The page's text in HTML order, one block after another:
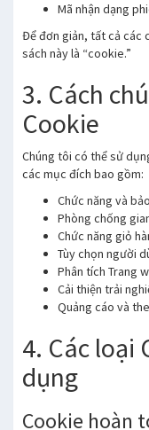
Mã nhận dạng
Để đơn giản, tất cả các
sách này là “cookie.”
3. Cách
Cookie
Chúng tôi có thể sử
các mục đích bao gồm:
Chức năng và
Phòng chống
Chức năng giỏ
Tùy chọn người
Phân tích Trang
Cải thiện trải
Quảng cáo và
4. Các loại
dụng
Cookie hoàn